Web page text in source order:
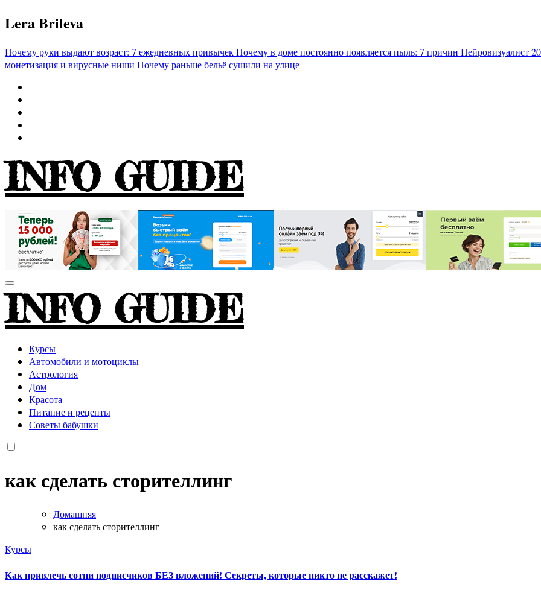
Перейти
к
Lera Brileva
Почему руки выдают возраст: 7 ежедневных привычекПочему в доме постоянно появляется пыль: 7 причин Нейровизуалист
монетизация и вирусные ниши Почему раньше бельё сушили на улице
INFO GUIDE
INFO GUIDE
Курсы
Автомобили и мотоциклы
Астрология
Дом
Красота
Питание и рецепты
Советы бабушки
как сделать сторителлинг
Домашняя
как сделать сторителлинг
Курсы
Как привлечь сотни подписчиков БЕЗ вложений! Секреты, которые никто не расскажет!